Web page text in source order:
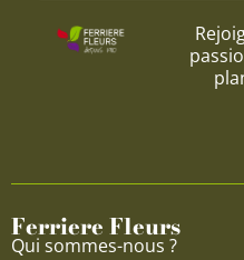
Ferriere Fleurs
Qui sommes-nous ?